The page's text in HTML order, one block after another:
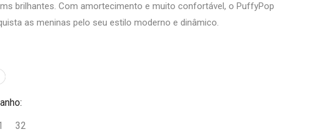
brilhantes. Com amortecimento e muito confortável, o PuffyPop
as meninas pelo seu estilo moderno e dinâmico.
32